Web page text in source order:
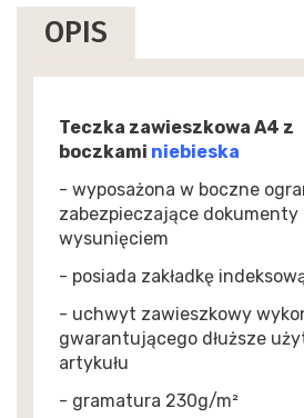
OPIS
Teczka zawieszkowa A4 z
boczkami niebieska
- wyposażona w boczne
zabezpieczające dokumenty
wysunięciem
- posiada zakładkę
- uchwyt zawieszkowy
gwarantującego dłuższe
artykułu
- gramatura 230g/m²